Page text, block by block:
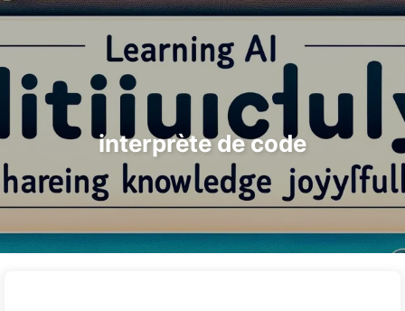
Rechercher Accueil Archives Tags
Catégories Liens À propos 🇫🇷 Français
interprète de code